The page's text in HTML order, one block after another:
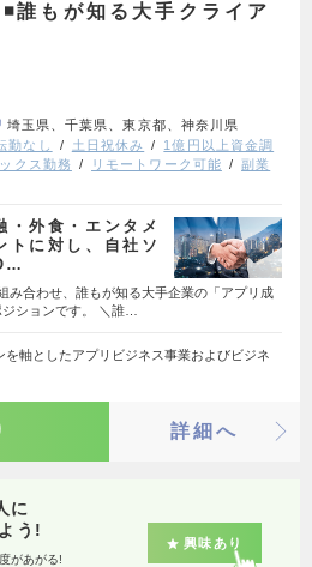
誰もが知る大手クライア
埼玉県、千葉県、東京都、神奈川県
勤なし 土日祝休み
1億円以上資金調
クス勤務 リモートワーク可能
副業
・外食・エンタメ
トに対し、自社ソ
み合わせ、誰もが知る大手企業の「アプリ成
ジションです。 ＼誰…
を軸としたアプリビジネス事業およびビジネ
詳細へ
に
う!
があがる!
興味あり